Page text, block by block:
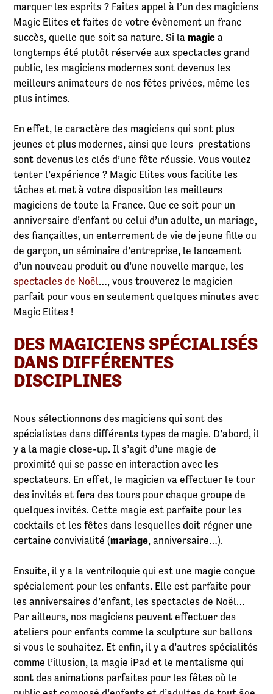
marquer les esprits ? Faites appel à l’un des magiciens
Magic Elites et faites de votre évènement un franc
succès, quelle que soit sa nature. Si lamagie a
longtemps été plutôt réservée aux spectacles grand
public, les magiciens modernes sont devenus les
meilleurs animateurs de nos fêtes privées, même les
plus intimes.
En effet, le caractère des magiciens qui sont plus
jeunes et plus modernes, ainsi que leurs prestations
sont devenus les clés d’une fête réussie. Vous voulez
tenter l’expérience ? Magic Elites vous facilite les
tâches et met à votre disposition les meilleurs
magiciens de toute la France. Que ce soit pour un
anniversaire d’enfant ou celui d’un adulte, un mariage,
des fiançailles, un enterrement de vie de jeune fille ou
de garçon, un séminaire d’entreprise, le lancement
d’un nouveau produit ou d’une nouvelle marque, les
spectacles de Noël…, vous trouverez le magicien
parfait pour vous en seulement quelques minutes avec
Magic Elites !
DES MAGICIENS SPÉCIALISÉS
DANS DIFFÉRENTES
DISCIPLINES
Nous sélectionnons des magiciens qui sont des
spécialistes dans différents types de magie. D’abord, il
y a la magie close-up. Il s’agit d’une magie de
proximité qui se passe en interaction avec les
spectateurs. En effet, le magicien va effectuer le tour
des invités et fera des tours pour chaque groupe de
quelques invités. Cette magie est parfaite pour les
cocktails et les fêtes dans lesquelles doit régner une
certaine convivialité (mariage, anniversaire…).
Ensuite, il y a la ventriloquie qui est une magie conçue
spécialement pour les enfants. Elle est parfaite pour
les anniversaires d’enfant, les spectacles de Noël…
Par ailleurs, nos magiciens peuvent effectuer des
ateliers pour enfants comme la sculpture sur ballons
si vous le souhaitez. Et enfin, il y a d’autres spécialités
comme l’illusion, la magie iPad et le mentalisme qui
sont des animations parfaites pour les fêtes où le